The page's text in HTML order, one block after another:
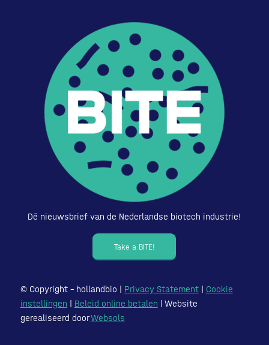
Dé nieuwsbrief van de Nederlandse biotech industrie!
Take a BITE!
© Copyright – hollandbio | Privacy Statement| Cookie
instellingen | Beleid online betalen | Website
gerealiseerd doorWebsols